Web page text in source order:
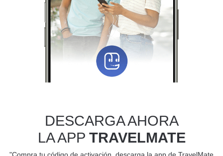
DESCARGA AHORA
LA APP TRAVELMATE